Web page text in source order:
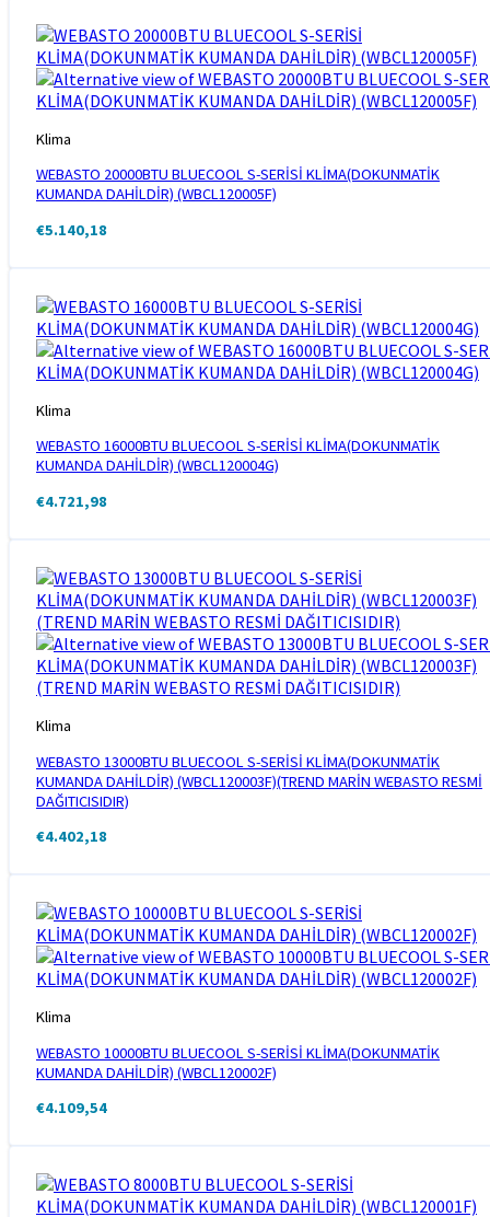
Klima
WEBASTO 20000BTU BLUECOOL S-SERİSİ KLİMA(DOKUNMATİK
KUMANDA DAHİLDİR) (WBCL120005F)
€5.140,18
Klima
WEBASTO 16000BTU BLUECOOL S-SERİSİ KLİMA(DOKUNMATİK
KUMANDA DAHİLDİR) (WBCL120004G)
€4.721,98
Klima
WEBASTO 13000BTU BLUECOOL S-SERİSİ KLİMA(DOKUNMATİK
KUMANDA DAHİLDİR) (WBCL120003F)(TREND MARİN WEBASTO RESMİ
DAĞITICISIDIR)
€4.402,18
Klima
WEBASTO 10000BTU BLUECOOL S-SERİSİ KLİMA(DOKUNMATİK
KUMANDA DAHİLDİR) (WBCL120002F)
€4.109,54